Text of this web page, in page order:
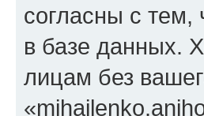
согласны с тем,
в базе данных.
лицам без